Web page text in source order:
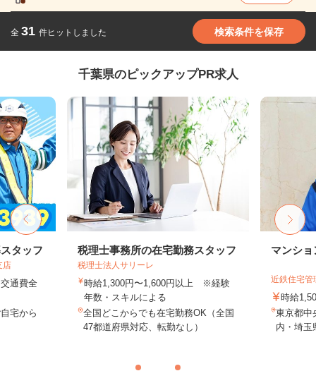
全 31 件ヒットしました 検索条件を保存
千葉県のピックアップPR求人
タッフ
店
通費全
宅から
税理士事務所の在宅勤務スタッフ
税理士法人サリーレ
時給1,300円〜1,600円以上 ※経験
年数・スキルによる
全国どこからでも在宅勤務OK（全国
47都道府県対応、転勤なし）
マンシ
近鉄住宅
時給
東京都中
内・埼玉